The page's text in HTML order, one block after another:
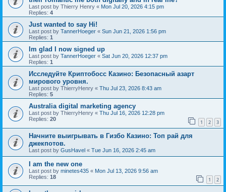
Last post by Thierry Henry « Mon Jul 20, 2026 4:15 pm
Replies: 4
Just wanted to say Hi!
Last post by TannerHoeger « Sun Jun 21, 2026 1:56 pm
Replies: 1
Im glad I now signed up
Last post by TannerHoeger « Sat Jun 20, 2026 12:37 pm
Replies: 1
Исследуйте Криптобосс Казино: Безопасный азарт
мирового уровня.
Last post by ThierryHenry « Thu Jul 23, 2026 8:43 am
Replies: 5
Australia digital marketing agency
Last post by ThierryHenry « Thu Jul 16, 2026 12:28 pm
Replies: 20 1 2 3
Начните выигрывать в Гизбо Казино: Топ рай для
джекпотов.
Last post by GusHavel « Tue Jun 16, 2026 2:45 am
I am the new one
Last post by minetes435 « Mon Jul 13, 2026 9:56 am
Replies: 18 1 2